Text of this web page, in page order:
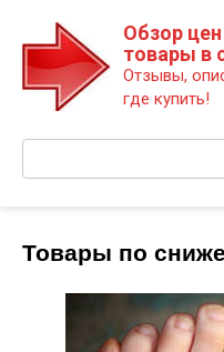
Обзор
товары в
Отзывы,
где купить!
Товары по